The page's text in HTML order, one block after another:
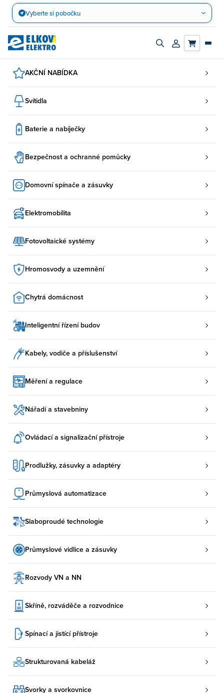
Přejít
obsah
Vyberte si pobočku
Zapnout/vypnout
Přihlásit/
AKČNÍ NABÍDKA
Svítidla
Baterie a nabíječky
Bezpečnost a ochranné pomůcky
Domovní spínače a zásuvky
Elektromobilita
Fotovoltaické systémy
Hromosvody a uzemnění
Chytrá domácnost
Inteligentní řízení budov
Kabely, vodiče a příslušenství
Měření a regulace
Nářadí a stavebniny
Ovládací a signalizační přístroje
Prodlužky, zásuvky a adaptéry
Průmyslová automatizace
Slaboproudé technologie
Průmyslové vidlice a zásuvky
Rozvody VN a NN
Skříně, rozváděče a rozvodnice
Spínací a jistící přístroje
Strukturovaná kabeláž
Svorky a svorkovnice